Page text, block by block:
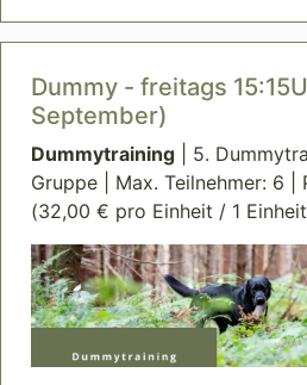
Dummy - freitags
September)
Dummytraining | 5.
Gruppe | Max. Teilnehmer: 6 |
(32,00 € pro Einheit / 1